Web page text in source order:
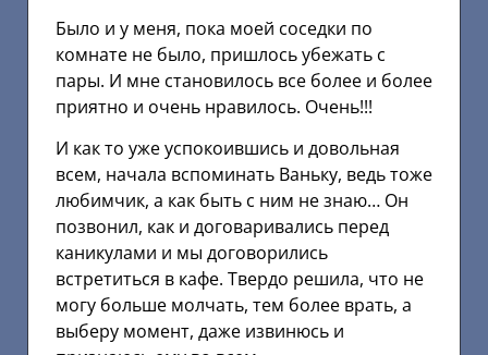
Было и у меня, пока моей соседки по
комнате не было, пришлось убежать с
пары. И мне становилось все более и более
приятно и очень нравилось. Очень!!!
И как то уже успокоившись и довольная
всем, начала вспоминать Ваньку, ведь тоже
любимчик, а как быть с ним не знаю… Он
позвонил, как и договаривались перед
каникулами и мы договорились
встретиться в кафе. Твердо решила, что не
могу больше молчать, тем более врать, а
выберу момент, даже извинюсь и